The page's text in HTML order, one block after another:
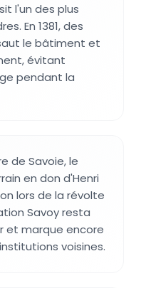
l'un des plus
En 1381, des
le bâtiment et
évitant
pendant la
de Savoie, le
en don d'Henri
lors de la révolte
Savoy resta
et marque encore
voisines.